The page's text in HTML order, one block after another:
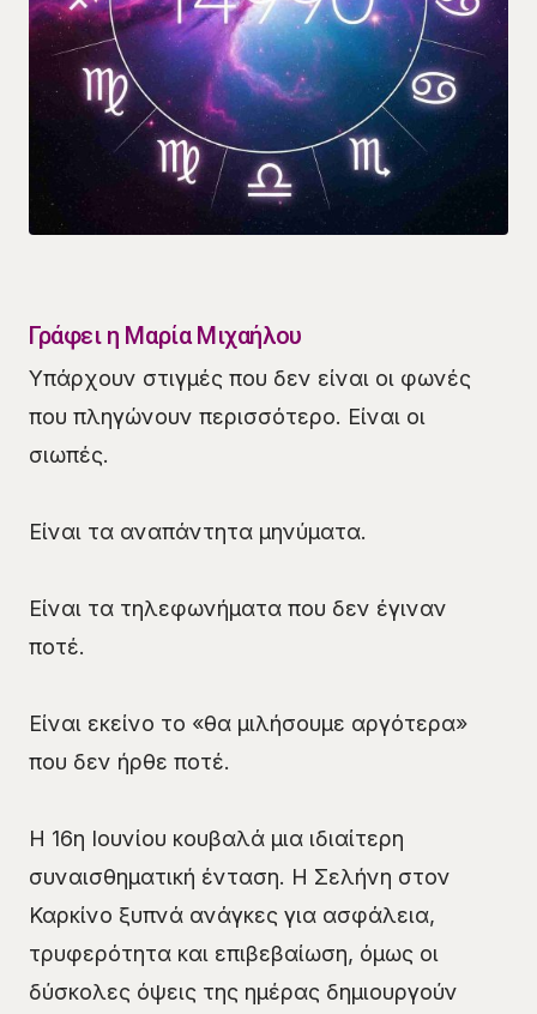
Γράφει η Μαρία Μιχαήλου
Υπάρχουν στιγμές που δεν είναι οι φωνές
που πληγώνουν περισσότερο. Είναι οι
σιωπές.
Είναι τα αναπάντητα μηνύματα.
Είναι τα τηλεφωνήματα που δεν έγιναν
ποτέ.
Είναι εκείνο το «θα μιλήσουμε αργότερα»
που δεν ήρθε ποτέ.
Η 16η Ιουνίου κουβαλά μια ιδιαίτερη
συναισθηματική ένταση. Η Σελήνη στον
Καρκίνο ξυπνά ανάγκες για ασφάλεια,
τρυφερότητα και επιβεβαίωση, όμως οι
δύσκολες όψεις της ημέρας δημιουργούν